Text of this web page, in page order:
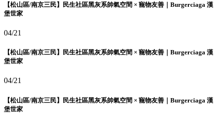
【松山區/南京三民】民生社區黑灰系帥氣空間 × 寵物友善｜Burgerciaga 漢
堡世家
04/21
【松山區/南京三民】民生社區黑灰系帥氣空間 × 寵物友善｜Burgerciaga 漢
堡世家
04/21
【松山區/南京三民】民生社區黑灰系帥氣空間 × 寵物友善｜Burgerciaga 漢
堡世家